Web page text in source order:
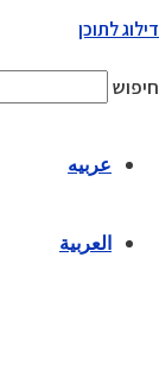
דילוג לתוכן
חיפוש
عربيه
العربية